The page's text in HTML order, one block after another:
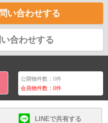
い合わせする
合わせする
公開物件数：0件
会員物件数：0件
LINEで共有する